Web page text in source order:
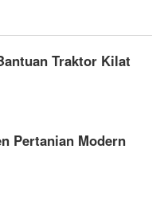
Traktor Kilat
Pertanian Modern